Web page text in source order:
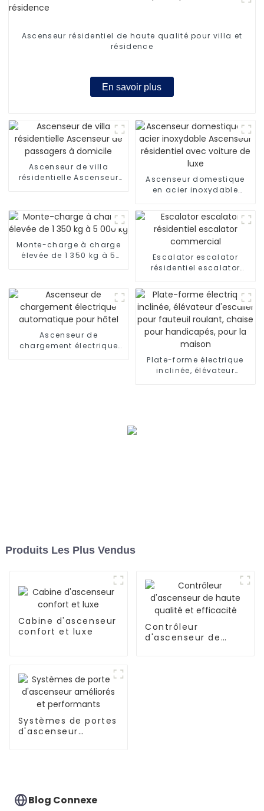
Ascenseur résidentiel de haute qualité pour villa et
résidence
En savoir plus
Ascenseur de villa
résidentielle Ascenseur
Ascenseur domestique
en acier inoxydable
avec voiture de luxe
Monte-charge à charge
élevée de 1 350 kg à 5
Escalator escalator
résidentiel escalator
Ascenseur de
chargement électrique
Plate-forme électrique
inclinée, élévateur
Produits Les Plus Vendus
Cabine d'ascenseur
confort et luxe
Contrôleur
d'ascenseur de
Systèmes de portes
d'ascenseur
Blog Connexe